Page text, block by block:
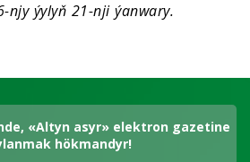
njy ýylyň 21-nji ýanwary.
«Altyn asyr» elektron gazetine
hökmandyr!